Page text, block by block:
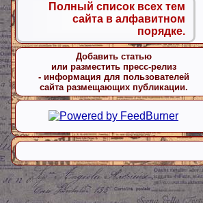
Полный список всех тем
сайта в алфавитном
порядке.
Добавить статью
или разместить пресс-релиз
- информация для пользователей
сайта размещающих публикации.